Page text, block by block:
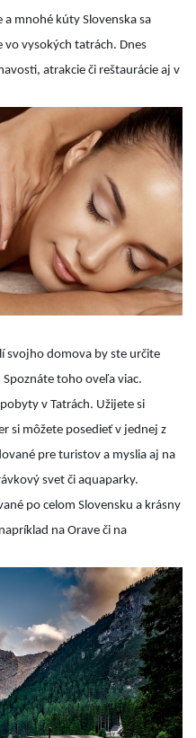
mnohé kúty Slovenska sa
vysokých tatrách. Dnes
atrakcie či reštaurácie aj v
svojho domova by ste určite
toho oveľa viac.
v Tatrách. Užijete si
si môžete posedieť v jednej z
pre turistov a myslia aj na
svet či aquaparky.
po celom Slovensku a krásny
na Orave či na